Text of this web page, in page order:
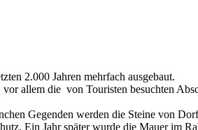
2.000 Jahren mehrfach ausgebaut.
allem die von Touristen besuchten
Gegenden werden die Steine von
Ein Jahr später wurde die Mauer im